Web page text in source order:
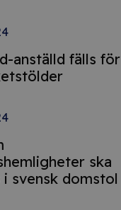
anställd fälls för
ska
i svensk domstol